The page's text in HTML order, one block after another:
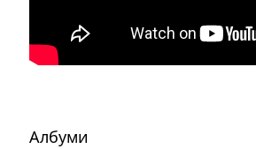
Албуми